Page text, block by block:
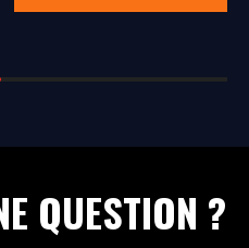
QUESTION ?